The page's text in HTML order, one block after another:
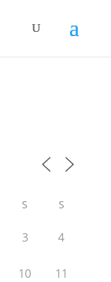
S S
3 4
10 11